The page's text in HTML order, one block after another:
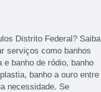
Distrito Federal? Saiba
serviços como banhos
e banho de ródio, banho
banho a ouro entre
necessidade. Se